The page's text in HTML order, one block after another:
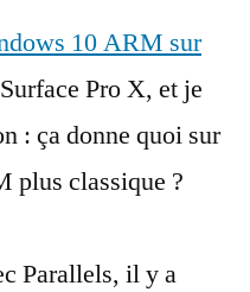
10 ARM sur
Pro X, et je
: ça donne quoi sur
plus classique ?
Parallels, il y a